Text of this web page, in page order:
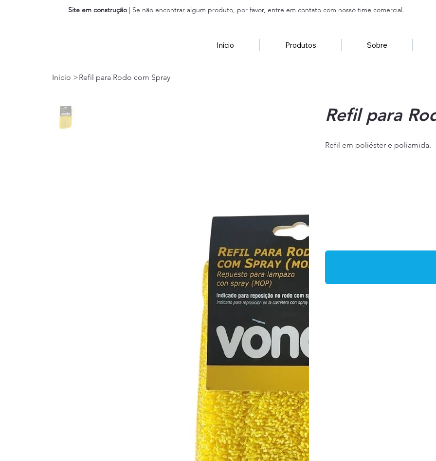
Início Produtos Sobre
Site em construção | Se não encontrar algum produto, por favor, entre em contato com nosso time comercial.
Início >Refil para Rodo com Spray
Refil para
Refil em poliéster e poliamida.